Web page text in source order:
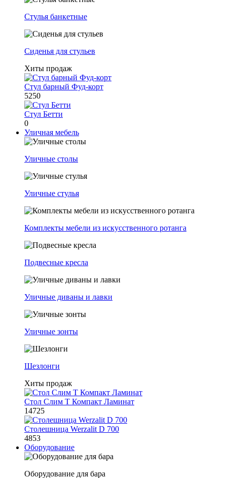
Стулья банкетные
Сиденья для стульев
Хиты продаж
Стул барный Фуд-корт
5250
Стул Бетти
0
Уличная мебель
Уличные столы
Уличные стулья
Комплекты мебели из искусственного ротанга
Подвесные кресла
Уличные диваны и лавки
Уличные зонты
Шезлонги
Хиты продаж
Стол Слим Т Компакт Ламинат
14725
Столешница Werzalit D 700
4853
Оборудование
Оборудование для бара